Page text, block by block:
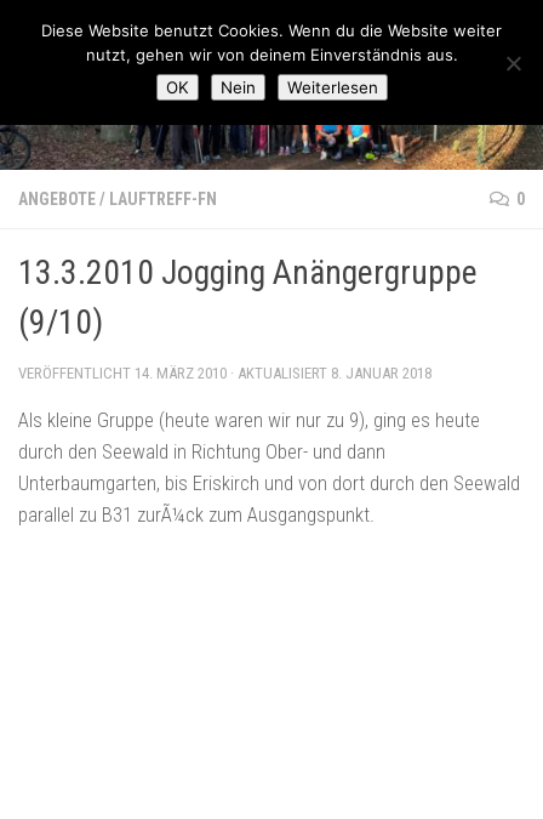
Zum Inhalt springen
Lauftreff-FN
ANGEBOTE/ LAUFTREFF-FN 0
13.3.2010 Jogging Anängergruppe
(9/10)
VERÖFFENTLICHT 14. MÄRZ 2010 · AKTUALISIERT 8. JANUAR 2018
Als kleine Gruppe (heute waren wir nur zu 9), ging es heute
durch den Seewald in Richtung Ober- und dann
Unterbaumgarten, bis Eriskirch und von dort durch den Seewald
parallel zu B31 zurÃ¼ck zum Ausgangspunkt.
Diese Website benutzt Cookies. Wenn du die Website weiter
nutzt, gehen wir von deinem Einverständnis aus.
OK
Nein Weiterlesen